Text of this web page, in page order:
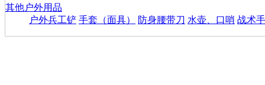
其他户外用品
户外兵工铲 手套（面具） 防身腰带刀 水壶、口哨 战术